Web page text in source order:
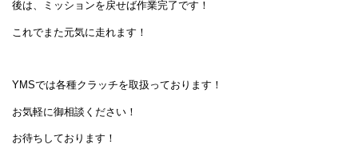
後は、ミッションを戻せば作業完了です！
これでまた元気に走れます！
YMSでは各種クラッチを取扱っております！
お気軽に御相談ください！
お待ちしております！